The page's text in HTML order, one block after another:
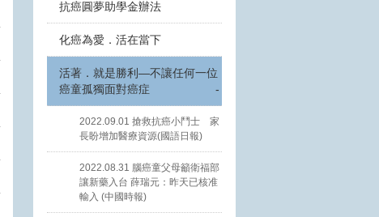
抗癌圓夢助學金辦法
化癌為愛．活在當下
活著．就是勝利—不讓任何一位
癌童孤獨面對癌症
-
2022.09.01 搶救抗癌小鬥士 家
長盼增加醫療資源(國語日報)
2022.08.31 腦癌童父母籲衛福部
讓新藥入台 薛瑞元：昨天已核准
輸入 (中國時報)